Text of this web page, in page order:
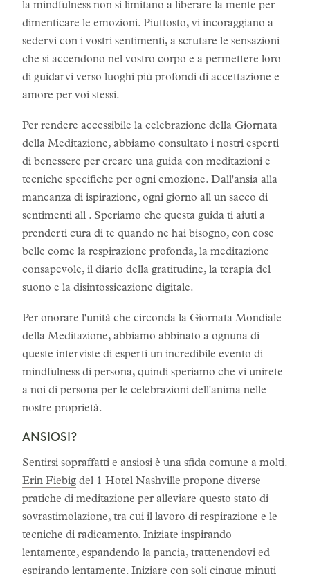
la mindfulness non si limitano a liberare la mente per
dimenticare le emozioni. Piuttosto, vi incoraggiano a
sedervi con i vostri sentimenti, a scrutare le sensazioni
che si accendono nel vostro corpo e a permettere loro
di guidarvi verso luoghi più profondi di accettazione e
amore per voi stessi.
Per rendere accessibile la celebrazione della Giornata
della Meditazione, abbiamo consultato i nostri esperti
di benessere per creare una guida con meditazioni e
tecniche specifiche per ogni emozione. Dall'ansia alla
mancanza di ispirazione, ogni giorno all un sacco di
sentimenti all . Speriamo che questa guida ti aiuti a
prenderti cura di te quando ne hai bisogno, con cose
belle come la respirazione profonda, la meditazione
consapevole, il diario della gratitudine, la terapia del
suono e la disintossicazione digitale.
Per onorare l'unità che circonda la Giornata Mondiale
della Meditazione, abbiamo abbinato a ognuna di
queste interviste di esperti un incredibile evento di
mindfulness di persona, quindi speriamo che vi unirete
a noi di persona per le celebrazioni dell'anima nelle
nostre proprietà.
ANSIOSI?
Sentirsi sopraffatti e ansiosi è una sfida comune a molti.
Erin Fiebig del 1 Hotel Nashville propone diverse
pratiche di meditazione per alleviare questo stato di
sovrastimolazione, tra cui il lavoro di respirazione e le
tecniche di radicamento. Iniziate inspirando
lentamente, espandendo la pancia, trattenendovi ed